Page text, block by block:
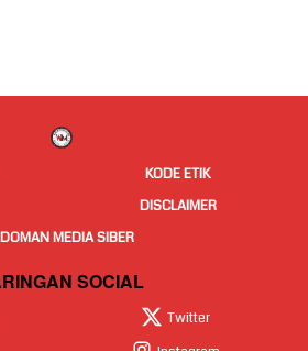
KODE ETIK
DISCLAIMER
MEDIA SIBER
SOCIAL
Twitter